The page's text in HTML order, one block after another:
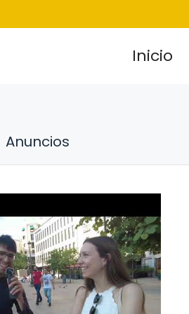
Inicio
Anuncios